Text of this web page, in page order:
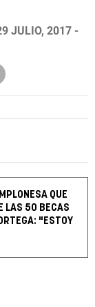
JULIO, 2017 -
QUE
LAS 50 BECAS
"ESTOY